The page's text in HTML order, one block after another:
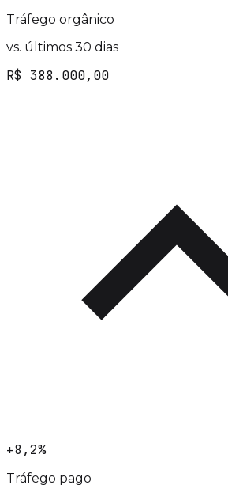
Tráfego orgânico
vs. últimos 30 dias
R$ 388.000,00
+8,2%
Tráfego pago